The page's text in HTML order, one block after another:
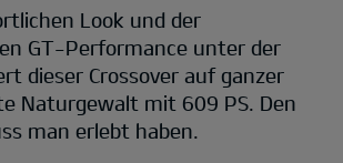
Look und der
GT-Performance unter der
dieser Crossover auf ganzer
Naturgewalt mit 609 PS. Den
man erlebt haben.